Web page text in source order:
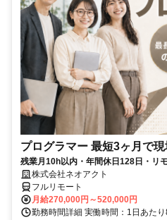
プログラマー 最短3ヶ月で
残業月10h以内・年間休日128日・リ
株式会社ネオアクト
フルリモート
月給270,000円～520,000円
勤務時間詳細 実働時間：1日あた